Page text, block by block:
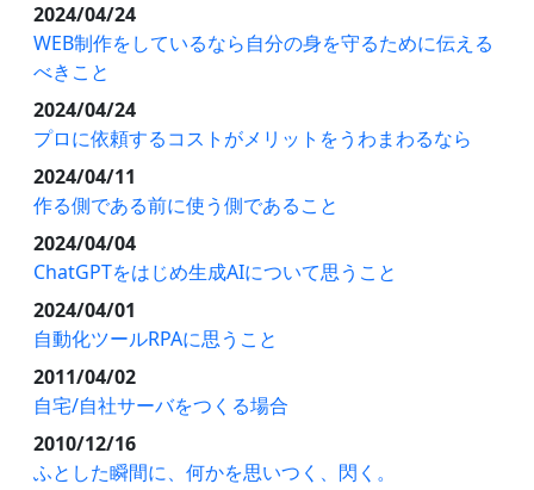
2024/04/24
WEB制作をしているなら自分の身を守るために伝える
べきこと
2024/04/24
プロに依頼するコストがメリットをうわまわるなら
2024/04/11
作る側である前に使う側であること
2024/04/04
ChatGPTをはじめ生成AIについて思うこと
2024/04/01
自動化ツールRPAに思うこと
2011/04/02
自宅/自社サーバをつくる場合
2010/12/16
ふとした瞬間に、何かを思いつく、閃く。